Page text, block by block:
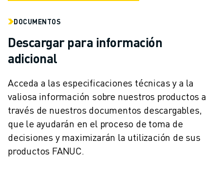
UBICACIONES
DOCUMENTOS
Descargar para información
adicional
Acceda a las especificaciones técnicas y a la
valiosa información sobre nuestros productos a
través de nuestros documentos descargables,
que le ayudarán en el proceso de toma de
decisiones y maximizarán la utilización de sus
productos FANUC.